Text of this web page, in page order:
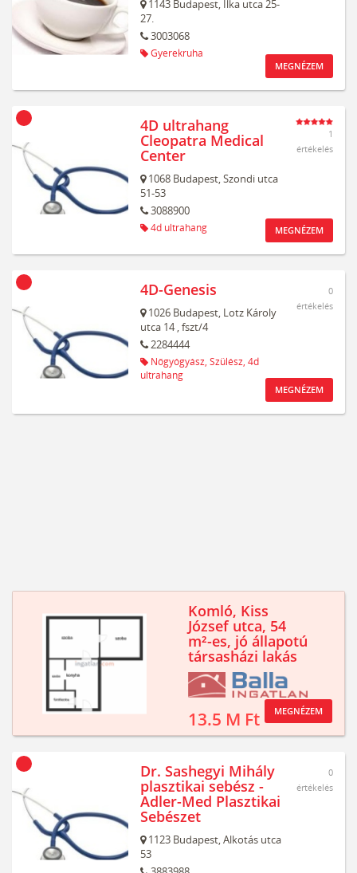
1143 Budapest, Ilka utca 25-
27.
3003068
Gyerekruha
MEGNÉZEM
4D ultrahang
Cleopatra Medical
Center
1068 Budapest,Szondi utca
51-53
3088900
4d ultrahang
1
értékelés
MEGNÉZEM
4D-Genesis
1026 Budapest, Lotz Károly
utca 14, fszt/4
2284444
Nőgyógyász, Szülész, 4d
ultrahang
0
értékelés
MEGNÉZEM
Komló, Kiss
József utca, 54
m²-es, jó állapotú
társasházi lakás
13.5 M Ft MEGNÉZEM
Dr. Sashegyi Mihály
plasztikai sebész -
Adler-Med Plasztikai
Sebészet
1123 Budapest,Alkotás utca
53
0
értékelés